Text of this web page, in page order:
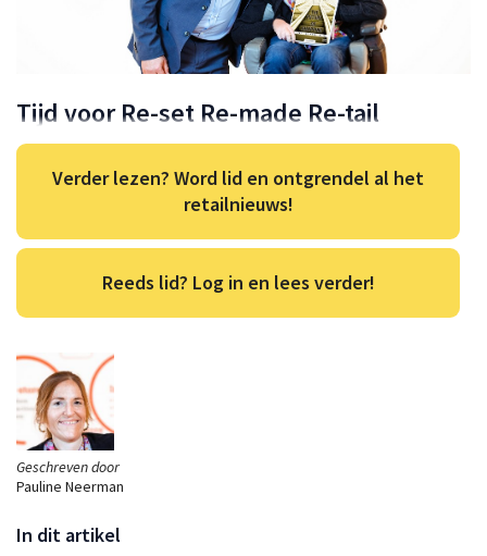
Geschreven door
Pauline Neerman
In dit artikel
Tijd voor Re-set Re-made Re-tail
Verder lezen? Word lid en ontgrendel al het
retailnieuws!
Reeds lid? Log in en lees verder!